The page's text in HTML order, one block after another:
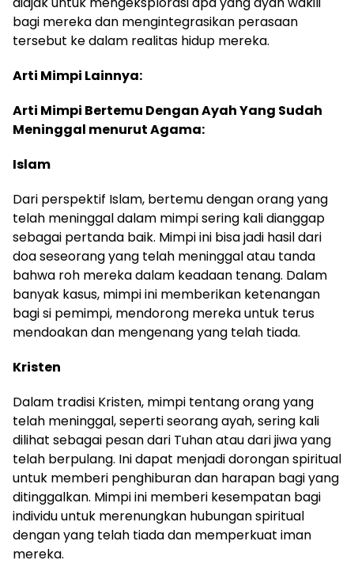
bagi mereka dan mengintegrasikan perasaan
tersebut ke dalam realitas hidup mereka.
Arti Mimpi Lainnya:
Arti Mimpi Bertemu Dengan Ayah Yang Sudah
Meninggal menurut Agama:
Islam
Dari perspektif Islam, bertemu dengan orang yang
telah meninggal dalam mimpi sering kali dianggap
sebagai pertanda baik. Mimpi ini bisa jadi hasil dari
doa seseorang yang telah meninggal atau tanda
bahwa roh mereka dalam keadaan tenang. Dalam
banyak kasus, mimpi ini memberikan ketenangan
bagi si pemimpi, mendorong mereka untuk terus
mendoakan dan mengenang yang telah tiada.
Kristen
Dalam tradisi Kristen, mimpi tentang orang yang
telah meninggal, seperti seorang ayah, sering kali
dilihat sebagai pesan dari Tuhan atau dari jiwa yang
telah berpulang. Ini dapat menjadi dorongan spiritual
untuk memberi penghiburan dan harapan bagi yang
ditinggalkan. Mimpi ini memberi kesempatan bagi
individu untuk merenungkan hubungan spiritual
dengan yang telah tiada dan memperkuat iman
mereka.